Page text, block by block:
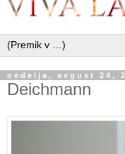
nedelja, avgust 24,
Deichmann